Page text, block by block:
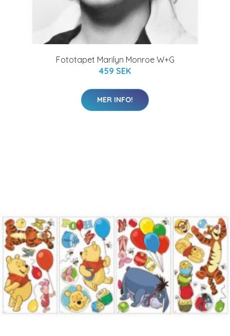
Fototapet Marilyn Monroe W+G
459 SEK
MER INFO!